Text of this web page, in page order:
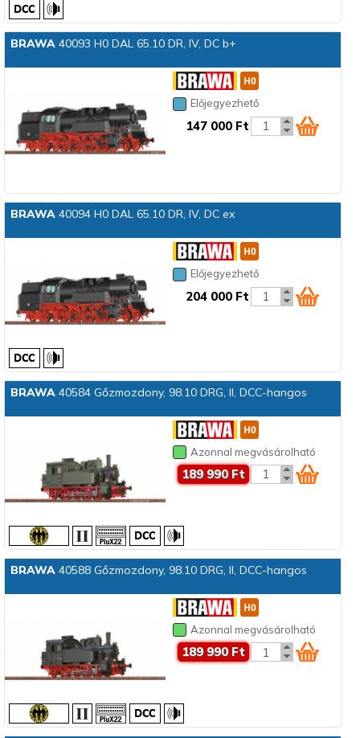
BRAWA40093 H0 DAL 65.10 DR, IV, DC b+
Előjegyezhető
147 000 Ft
BRAWA40094 H0 DAL 65.10 DR, IV, DC ex
Előjegyezhető
204 000 Ft
BRAWA40584 Gőzmozdony, 98.10 DRG, II, DCC-hangos
Azonnal megvásárolható
189 990 Ft
BRAWA40588 Gőzmozdony, 98.10 DRG, II, DCC-hangos
Azonnal megvásárolható
189 990 Ft